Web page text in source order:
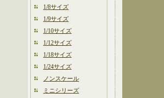
1/8サイズ
1/9サイズ
1/10サイズ
1/12サイズ
1/18サイズ
1/24サイズ
ノンスケール
ミニシリーズ